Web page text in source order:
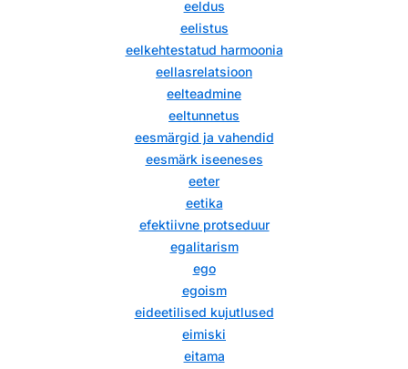
eeldus
eelistus
eelkehtestatud harmoonia
eellasrelatsioon
eelteadmine
eeltunnetus
eesmärgid ja vahendid
eesmärk iseeneses
eeter
eetika
efektiivne protseduur
egalitarism
ego
egoism
eideetilised kujutlused
eimiski
eitama